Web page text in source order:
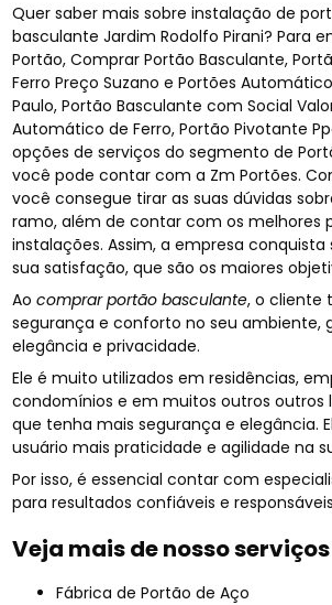
Quer saber mais sobre instalação de
basculante Jardim Rodolfo Pirani? Para
Portão, Comprar Portão Basculante,
Ferro Preço Suzano e Portões
Paulo, Portão Basculante com Social
Automático de Ferro, Portão Pivotante
opções de serviços do segmento de
você pode contar com a Zm Portões.
você consegue tirar as suas dúvidas
ramo, além de contar com os melhores
instalações. Assim, a empresa
sua satisfação, que são os maiores
Aocomprar portão basculante, o cliente
segurança e conforto no seu ambiente,
elegância e privacidade.
Ele é muito utilizados em residências,
condomínios e em muitos outros outros
que tenha mais segurança e elegância.
usuário mais praticidade e agilidade na
Por isso, é essencial contar com
para resultados confiáveis e responsáveis
Veja mais de nosso serviços
Fábrica de Portão de Aço